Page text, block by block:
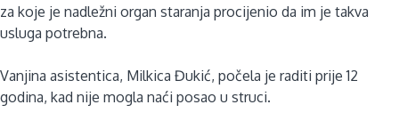
za koje je nadležni organ staranja procijenio da im je takva
usluga potrebna.
Vanjina asistentica, Milkica Đukić, počela je raditi prije 12
godina, kad nije mogla naći posao u struci.